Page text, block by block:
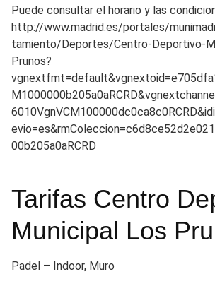
Puede consultar el horario y las
http://www.madrid.es/portales/
tamiento/Deportes/Centro-Deportivo-
Prunos?
00b205a0aRCRD
Tarifas Centro
Municipal Los
Padel – Indoor, Muro